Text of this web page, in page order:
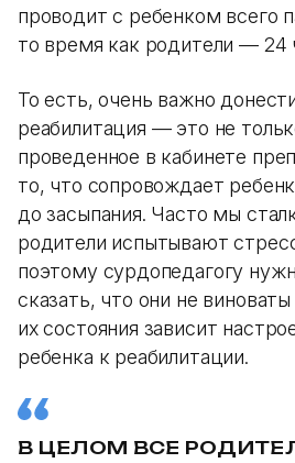
проводит с ребенком всего
то время как родители — 24
То есть, очень важно
реабилитация — это не
проведенное в кабинете
то, что сопровождает
до засыпания. Часто мы
родители испытывают
поэтому сурдопедагогу
сказать, что они не
их состояния зависит
ребенка к реабилитации.
В ЦЕЛОМ ВСЕ